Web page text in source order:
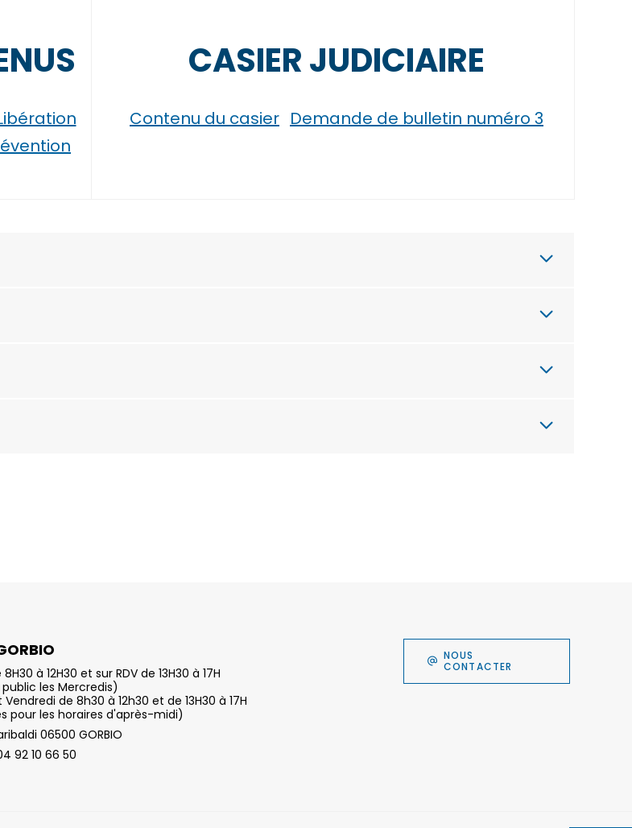
CASIER JUDICIAIRE
Contenu du casier Demande de bulletin numéro 3
à 12H30 et sur RDV de 13H30 à 17H
les Mercredis)
de 8h30 à 12h30 et de 13H30 à 17H
pour les horaires d'après-midi)
06500 GORBIO
92 10 66 50
NOUS
CONTACTER